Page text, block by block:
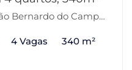
do Campo-SP
4 Vagas 340 m²